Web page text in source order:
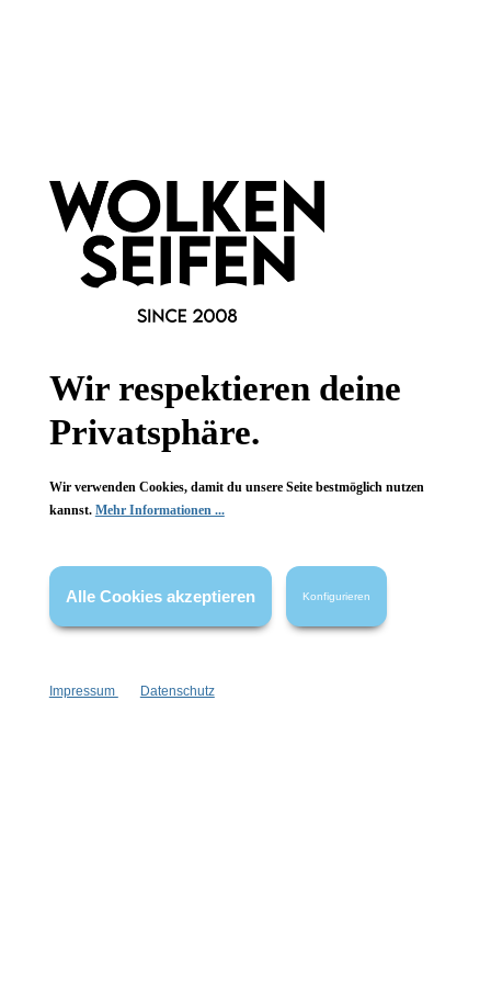
Informationen
Gesetzliche Informationen
FAQ
* Alle Preise inkl. gesetzl. Mehrwertsteuer zzgl. Versandkosten
wenn nicht anders angegeben.
Wir respektieren deine
Privatsphäre.
Wir verwenden Cookies, damit du unsere Seite bestmöglich nutzen
kannst. Mehr Informationen ...
Alle Cookies akzeptieren Konfigurieren
Impressum Datenschutz